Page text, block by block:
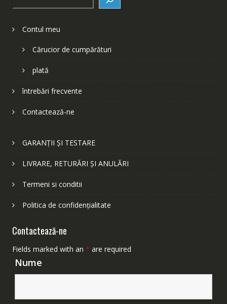
Contul meu
Cărucior de cumpărături
plată
întrebări frecvente
Contactează-ne
GARANȚII ȘI TESTARE
LIVRARE, RETURĂRI ȘI ANULĂRI
Termeni si conditii
Politica de confidențialitate
Contactează-ne
Fields marked with an * are required
Nume